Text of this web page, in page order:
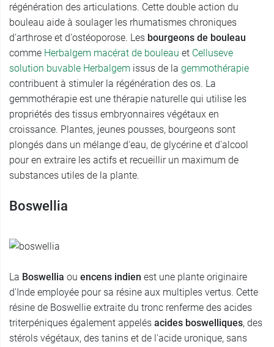
régénération des articulations. Cette double action du
bouleau aide à soulager les rhumatismes chroniques
d'arthrose et d'ostéoporose. Les bourgeons de bouleau
comme Herbalgem macérat de bouleau et Celluseve
solution buvable Herbalgem issus de la gemmothérapie
contribuent à stimuler la régénération des os. La
gemmothérapie est une thérapie naturelle qui utilise les
propriétés des tissus embryonnaires végétaux en
croissance. Plantes, jeunes pousses, bourgeons sont
plongés dans un mélange d'eau, de glycérine et d'alcool
pour en extraire les actifs et recueillir un maximum de
substances utiles de la plante.
Boswellia
La Boswellia ou encens indien est une plante originaire
d'Inde employée pour sa résine aux multiples vertus. Cette
résine de Boswellie extraite du tronc renferme des acides
triterpéniques également appelés acides boswelliques, des
stérols végétaux, des tanins et de l'acide uronique, sans